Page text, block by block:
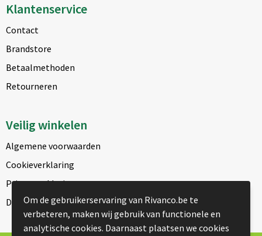
Klantenservice
Contact
Brandstore
Betaalmethoden
Retourneren
Veilig winkelen
Algemene voorwaarden
Cookieverklaring
Privacyverklaring
Disclaimer
Om de gebruikerservaring van Rivanco.be te
verbeteren, maken wij gebruik van functionele en
analytische cookies. Daarnaast plaatsen we cookies